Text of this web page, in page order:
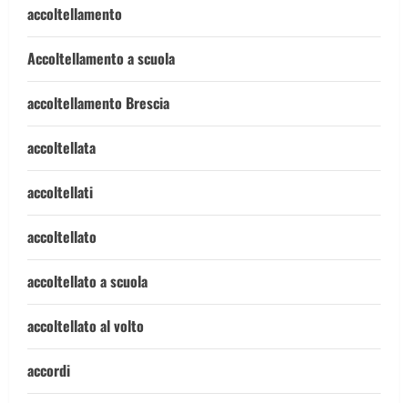
accoltellamento
Accoltellamento a scuola
accoltellamento Brescia
accoltellata
accoltellati
accoltellato
accoltellato a scuola
accoltellato al volto
accordi